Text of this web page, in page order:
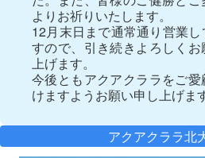
よりお祈りいたします。
12月末日まで通常通り営業しておりま
すので、引き続きよろしくお
上げます。
今後ともアクアクララをご愛顧いただ
けますようお願い申し上げます
アクアクララ北